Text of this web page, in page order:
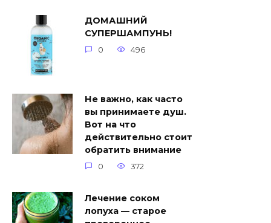
ДОМАШНИЙ
СУПЕРШАМПУНЬ!
0 496
Не важно, как часто
вы принимаете душ.
Вот на что
действительно стоит
обратить внимание
0 372
Лечение соком
лопуха — старое